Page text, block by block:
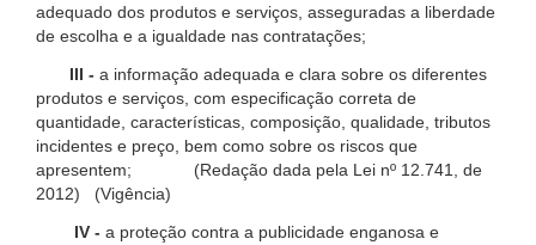
adequado dos produtos e serviços, asseguradas a liberdade
de escolha e a igualdade nas contratações;
III - a informação adequada e clara sobre os diferentes
produtos e serviços, com especificação correta de
quantidade, características, composição, qualidade, tributos
incidentes e preço, bem como sobre os riscos que
apresentem; (Redação dada pela Lei nº 12.741, de
2012) (Vigência)
IV - a proteção contra a publicidade enganosa e